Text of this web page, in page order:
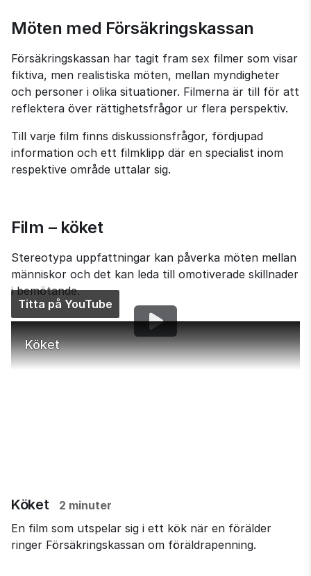
Möten med Försäkringskassan
Försäkringskassan har tagit fram sex filmer som visar
fiktiva, men realistiska möten, mellan myndigheter
och personer i olika situationer. Filmerna är till för att
reflektera över rättighetsfrågor ur flera perspektiv.
Till varje film finns diskussionsfrågor, fördjupad
information och ett filmklipp där en specialist inom
respektive område uttalar sig.
Film – köket
Stereotypa uppfattningar kan påverka möten mellan
människor och det kan leda till omotiverade skillnader
i bemötande.
Köket
Titta på YouTube
Köket
2 minuter
En film som utspelar sig i ett kök när en förälder
ringer Försäkringskassan om föräldrapenning.